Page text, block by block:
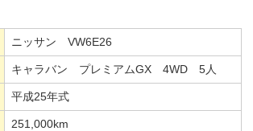
ニッサン VW6E26
キャラバン プレミアムGX 4WD 5人
平成25年式
251,000km